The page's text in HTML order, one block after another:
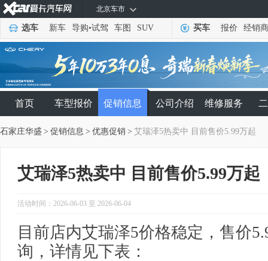
北京车市
选车 新车 导购•试驾 车图 SUV 买车 报价 经销商
首页 车型报价 促销信息 公司介绍 维修服务
石家庄华盛 > 促销信息 > 优惠促销 > 艾瑞泽5热卖中 目前售价5.99万起
艾瑞泽5热卖中 目前售价5.99万起
活动时间：2026-06-03 至 2026-06-04
目前店内艾瑞泽5价格稳定，售价
询，详情见下表：